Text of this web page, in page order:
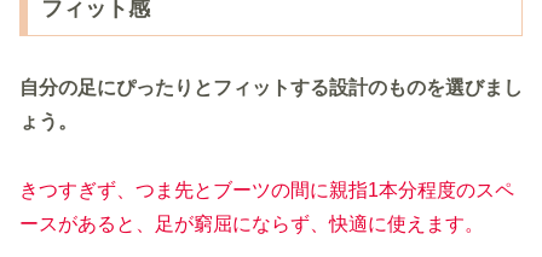
フィット感
自分の足にぴったりとフィットする設計のものを選びまし
ょう。
きつすぎず、つま先とブーツの間に親指1本分程度のスペ
ースがあると、足が窮屈にならず、快適に使えます。